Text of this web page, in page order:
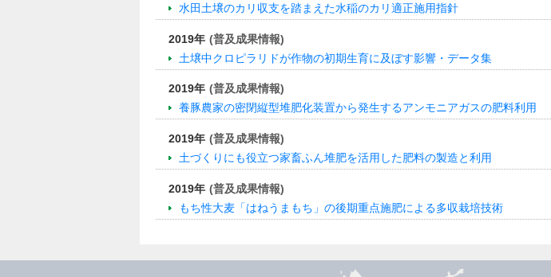
水田土壌のカリ収支を踏まえた水稲のカリ適正施用指針
2019年 (普及成果情報)
土壌中クロピラリドが作物の初期生育に及ぼす影響・データ集
2019年 (普及成果情報)
養豚農家の密閉縦型堆肥化装置から発生するアンモニアガスの肥料利用
2019年 (普及成果情報)
土づくりにも役立つ家畜ふん堆肥を活用した肥料の製造と利用
2019年 (普及成果情報)
もち性大麦「はねうまもち」の後期重点施肥による多収栽培技術